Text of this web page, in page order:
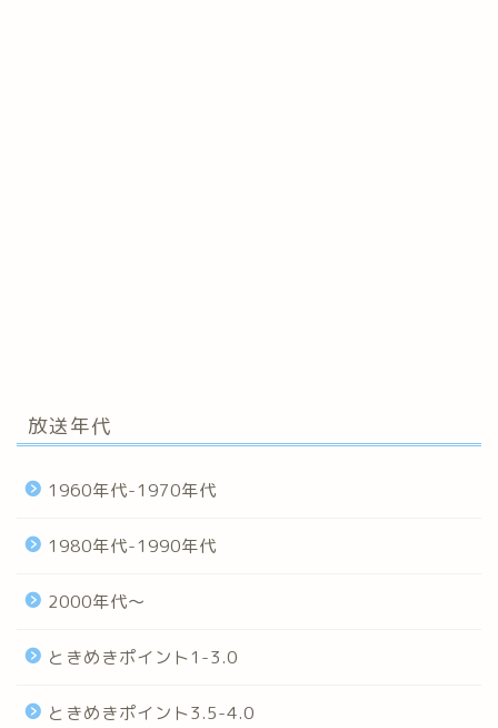
放送年代
1960年代-1970年代
1980年代-1990年代
2000年代～
ときめきポイント1-3.0
ときめきポイント3.5-4.0